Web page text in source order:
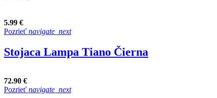
5.99 €
Pozrieť navigate_next
Stojaca Lampa Tiano Čierna
72.90 €
Pozrieť navigate_next